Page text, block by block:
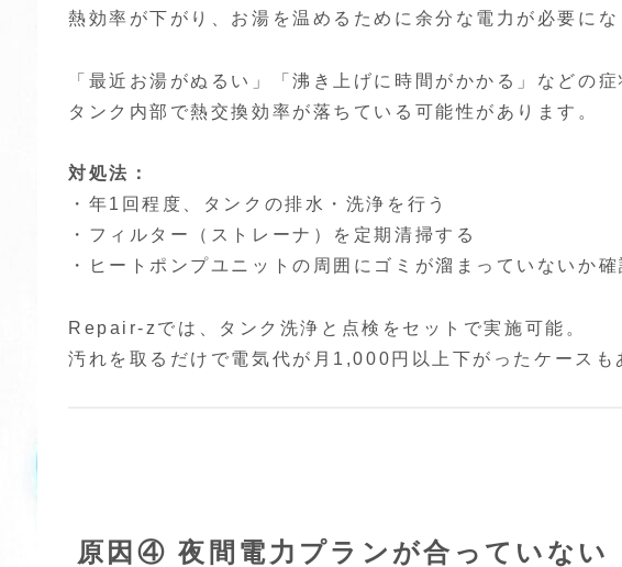
熱効率が下がり、お湯を温めるために余分な電力が必要にな
「最近お湯がぬるい」「沸き上げに時間がかかる」などの症
タンク内部で熱交換効率が落ちている可能性があります。
対処法：
・年1回程度、タンクの排水・洗浄を行う
・フィルター（ストレーナ）を定期清掃する
・ヒートポンプユニットの周囲にゴミが溜まっていないか確
Repair-zでは、タンク洗浄と点検をセットで実施可能。
汚れを取るだけで電気代が月1,000円以上下がったケースも
原因④ 夜間電力プランが合っていない